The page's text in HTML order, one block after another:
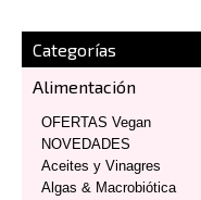
Categorías
Alimentación
OFERTAS Vegan
NOVEDADES
Aceites y Vinagres
Algas & Macrobiótica